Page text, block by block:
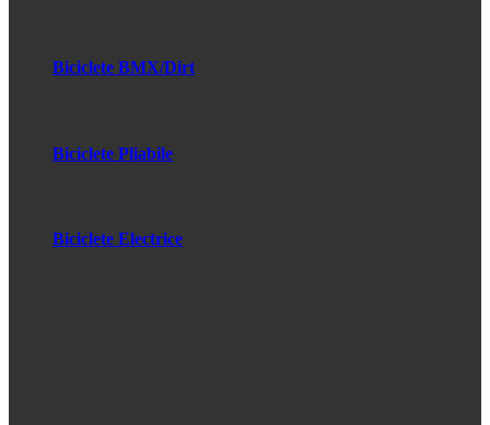
Biciclete BMX/Dirt
Biciclete Pliabile
Biciclete Electrice